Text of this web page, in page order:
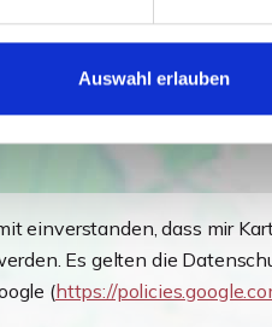
Auswahl erlauben
einverstanden, dass mir
Es gelten die
(https://